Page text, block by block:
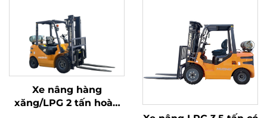
Xe nâng hàng
xăng/LPG 2 tấn hoàn